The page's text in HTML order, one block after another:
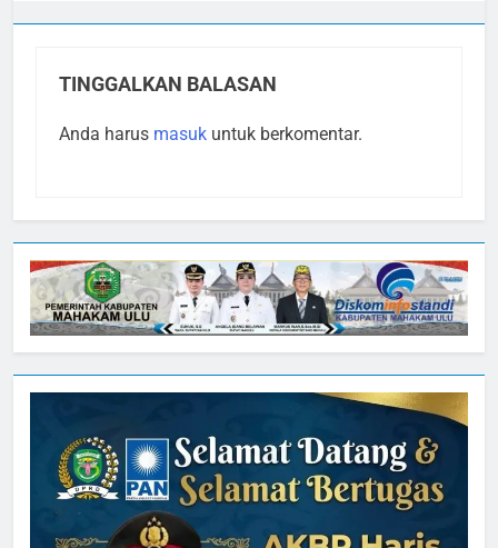
TINGGALKAN BALASAN
Anda harus masuk untuk berkomentar.